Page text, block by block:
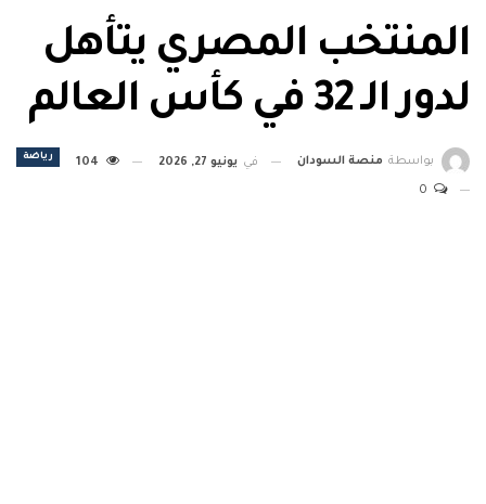
المنتخب المصري يتأهل
لدور الـ 32 في كأس العالم
رياضة بواسطة منصة السودان في يونيو 27, 2026 104